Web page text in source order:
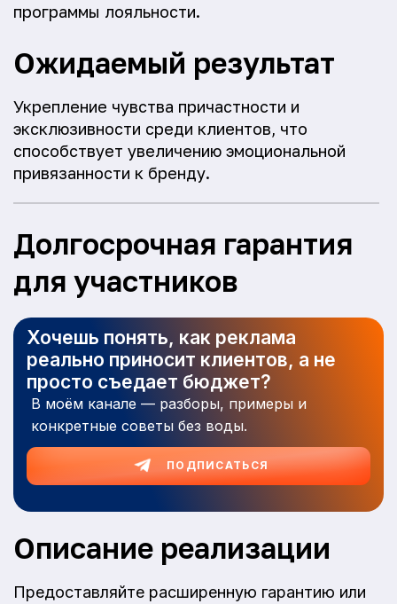
программы лояльности.
Ожидаемый результат
Укрепление чувства причастности и
эксклюзивности среди клиентов, что
способствует увеличению эмоциональной
привязанности к бренду.
Долгосрочная гарантия
для участников
Хочешь понять, как реклама
реально приносит клиентов, а не
просто съедает бюджет?
В моём канале — разборы, примеры и
конкретные советы без воды.
ПОДПИСАТЬСЯ
Описание реализации
Предоставляйте расширенную гарантию или